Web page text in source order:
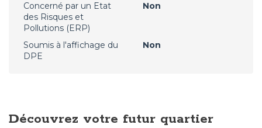
Concerné par un Etat
des Risques et
Pollutions (ERP)
Non
Soumis à l'affichage du
DPE
Non
Découvrez votre futur quartier